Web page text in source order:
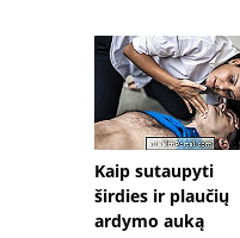
Kaip sutaupyti
širdies ir plaučių
ardymo auką